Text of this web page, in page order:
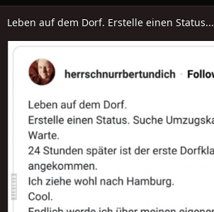
Leben auf dem Dorf. Erstelle einen Status...